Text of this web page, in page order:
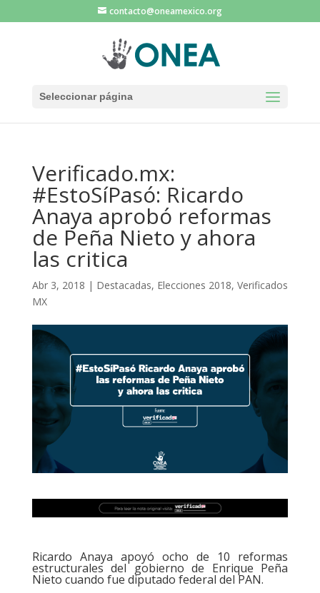
contacto@oneamexico.org
Seleccionar página
Verificado.mx:
#EstoSíPasó: Ricardo
Anaya aprobó reformas
de Peña Nieto y ahora
las critica
Abr 3, 2018 | Destacadas, Elecciones 2018, Verificados
MX
Ricardo Anaya apoyó ocho de 10 reformas
estructurales del gobierno de Enrique Peña
Nieto cuando fue diputado federal del PAN.